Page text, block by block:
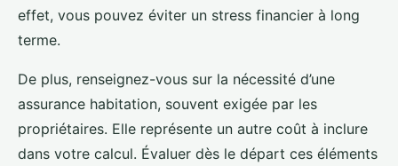
effet, vous pouvez éviter un stress financier à long
terme.
De plus, renseignez-vous sur la nécessité d’une
assurance habitation, souvent exigée par les
propriétaires. Elle représente un autre coût à inclure
dans votre calcul. Évaluer dès le départ ces éléments